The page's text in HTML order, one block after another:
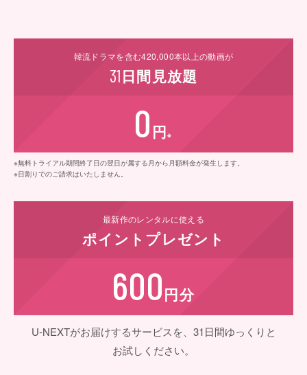
韓流ドラマを含む420,000本以上の動画が
31日間見放題
0 円※
※無料トライアル期間終了日の翌日が属する月から月額料金が発生します。
※日割りでのご請求はいたしません。
最新作のレンタルに使える
ポイント プレゼント
600円分
U-NEXTがお届けするサービスを、31日間ゆっくりと
お試しください。